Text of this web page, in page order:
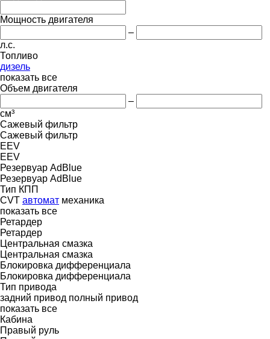
Мощность двигателя
–
л.с.
Топливо
дизель
показать все
Объем двигателя
–
см³
Сажевый фильтр
Сажевый фильтр
EEV
EEV
Резервуар AdBlue
Резервуар AdBlue
Тип КПП
CVT автомат механика
показать все
Ретардер
Ретардер
Центральная смазка
Центральная смазка
Блокировка дифференциала
Блокировка дифференциала
Тип привода
задний привод полный привод
показать все
Кабина
Правый руль